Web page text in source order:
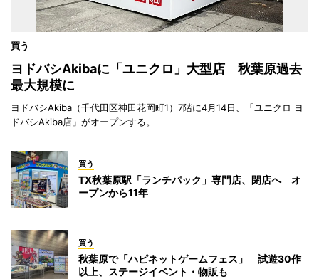
買う
ヨドバシAkibaに「ユニクロ」大型店 秋葉原過去
最大規模に
ヨドバシAkiba（千代田区神田花岡町1）7階に4月14日、「ユニクロ ヨ
ドバシAkiba店」がオープンする。
買う
TX秋葉原駅「ランチパック」専門店、閉店へ オ
ープンから11年
買う
秋葉原で「ハピネットゲームフェス」 試遊30作
以上、ステージイベント・物販も